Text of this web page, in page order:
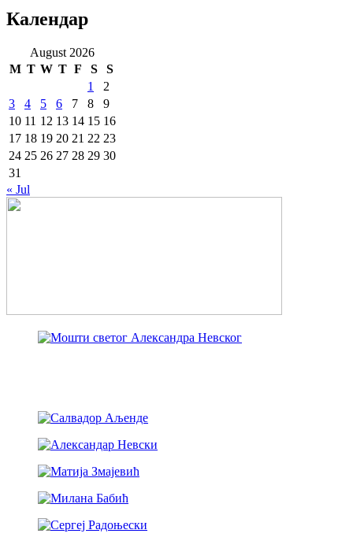
Календар
August 2026
M T W T F S
S
1
2
3
4 5 6 7 8
9
10 11 12 13 14 15 16
17 18 19 20 21 22 23
24 25 26 27 28 29 30
31
« Jul